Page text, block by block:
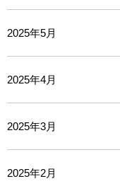
2025年5月
2025年4月
2025年3月
2025年2月